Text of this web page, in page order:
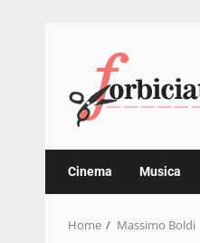
content
Cinema Musica
Home Massimo Boldi